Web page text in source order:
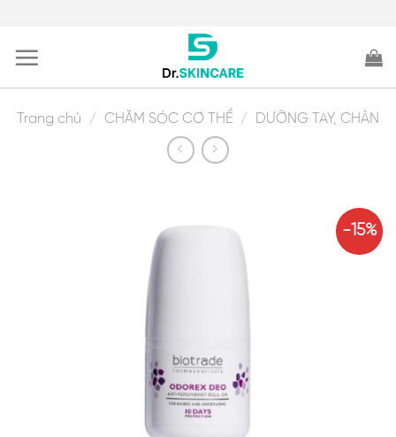
content
Trang chủ / CHĂM SÓC CƠ THỂ / DƯỠNG TAY, CHÂN
-15%